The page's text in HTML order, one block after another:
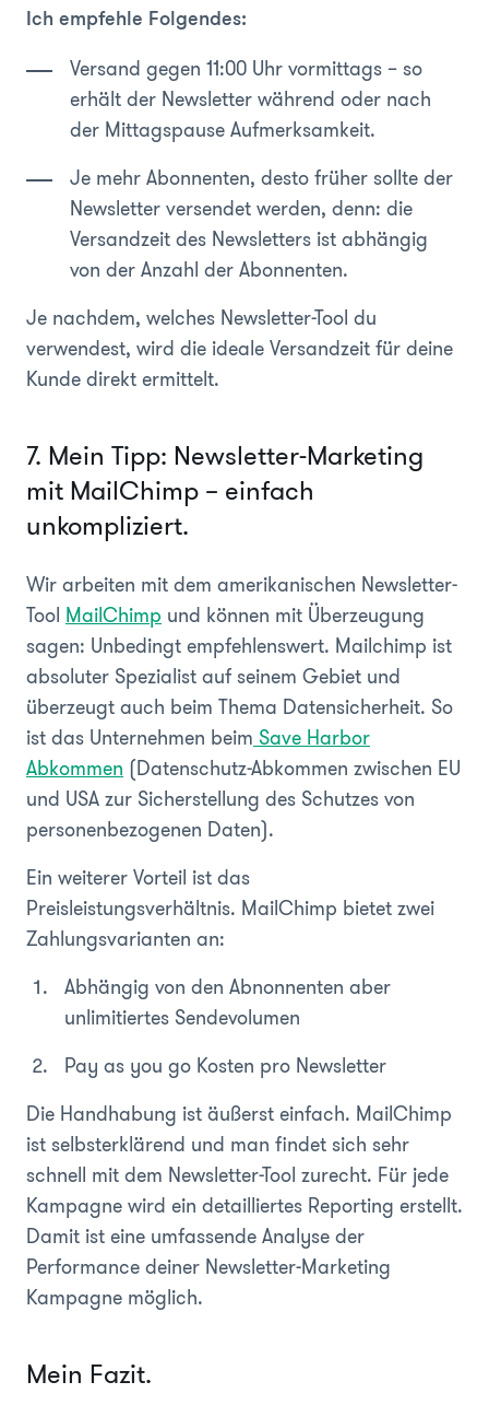
Ich empfehle Folgendes:
Versand gegen 11:00 Uhr vormittags – so
erhält der Newsletter während oder nach
der Mittagspause Aufmerksamkeit.
Je mehr Abonnenten, desto früher sollte der
Newsletter versendet werden, denn: die
Versandzeit des Newsletters ist abhängig
von der Anzahl der Abonnenten.
Je nachdem, welches Newsletter-Tool du
verwendest, wird die ideale Versandzeit für deine
Kunde direkt ermittelt.
7. Mein Tipp: Newsletter-Marketing
mit MailChimp – einfach
unkompliziert.
Wir arbeiten mit dem amerikanischen Newsletter-
Tool MailChimp und können mit Überzeugung
sagen: Unbedingt empfehlenswert. Mailchimp ist
absoluter Spezialist auf seinem Gebiet und
überzeugt auch beim Thema Datensicherheit. So
ist das Unternehmen beim Save Harbor
Abkommen (Datenschutz-Abkommen zwischen EU
und USA zur Sicherstellung des Schutzes von
personenbezogenen Daten).
Ein weiterer Vorteil ist das
Preisleistungsverhältnis. MailChimp bietet zwei
Zahlungsvarianten an:
Abhängig von den Abnonnenten aber
unlimitiertes Sendevolumen
Pay as you go Kosten pro Newsletter
Die Handhabung ist äußerst einfach. MailChimp
ist selbsterklärend und man findet sich sehr
schnell mit dem Newsletter-Tool zurecht. Für jede
Kampagne wird ein detailliertes Reporting erstellt.
Damit ist eine umfassende Analyse der
Performance deiner Newsletter-Marketing
Kampagne möglich.
Mein Fazit.